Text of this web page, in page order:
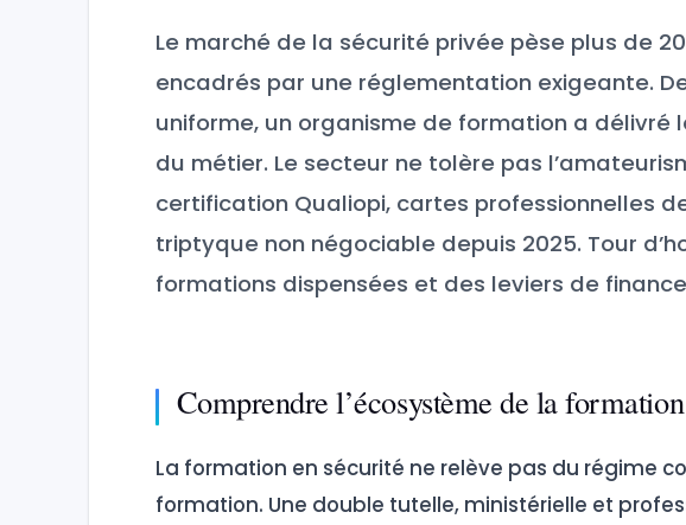
Le marché de la sécurité privée pèse plus de
encadrés par une réglementation exigeante.
uniforme, un organisme de formation a délivré
du métier. Le secteur ne tolère pas
certification Qualiopi, cartes professionnelles
triptyque non négociable depuis 2025. Tour
formations dispensées et des leviers de
Comprendre l’écosystème de la
La formation en sécurité ne relève pas du régime
formation. Une double tutelle, ministérielle et